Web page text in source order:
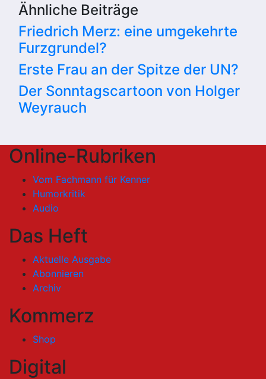
Ähnliche Beiträge
Friedrich Merz: eine umgekehrte
Furzgrundel?
Erste Frau an der Spitze der UN?
Der Sonntagscartoon von Holger
Weyrauch
Online-Rubriken
Vom Fachmann für Kenner
Humorkritik
Audio
Das Heft
Aktuelle Ausgabe
Abonnieren
Archiv
Kommerz
Shop
Digital